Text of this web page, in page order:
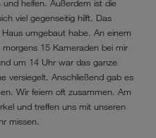
helfen. Außerdem ist die
viel gegenseitig hilft. Das
umgebaut habe. An einem
15 Kameraden bei mir
um 14 Uhr war das ganze
versiegelt. Anschließend gab es
Wir feiern oft zusammen. Am
und treffen uns mit unseren
missen.